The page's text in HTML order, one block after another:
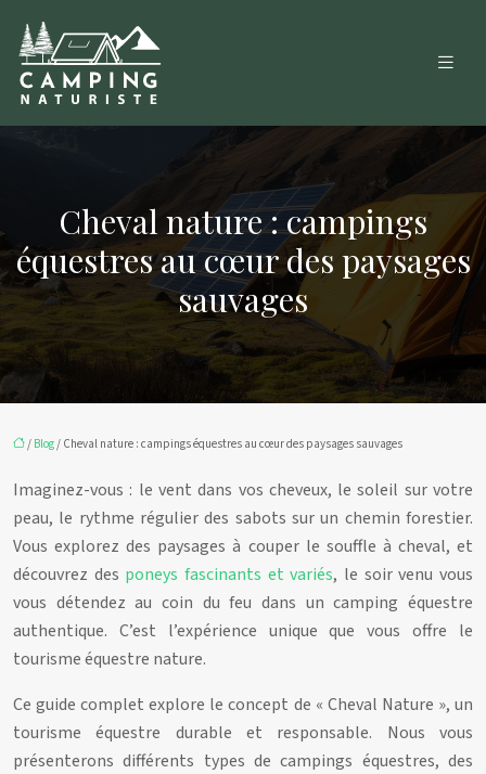
Cheval nature : campings
équestres au cœur des paysages
sauvages
/ Blog/ Cheval nature : campings équestres au cœur des paysages sauvages
Imaginez-vous : le vent dans vos cheveux, le soleil sur votre
peau, le rythme régulier des sabots sur un chemin forestier.
Vous explorez des paysages à couper le souffle à cheval, et
découvrez des poneys fascinants et variés, le soir venu vous
vous détendez au coin du feu dans un camping équestre
authentique. C’est l’expérience unique que vous offre le
tourisme équestre nature.
Ce guide complet explore le concept de « Cheval Nature », un
tourisme équestre durable et responsable. Nous vous
présenterons différents types de campings équestres, des